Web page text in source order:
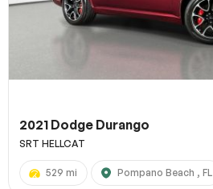
2021 Dodge Durango
SRT HELLCAT
529 mi Pompano Beach , FL